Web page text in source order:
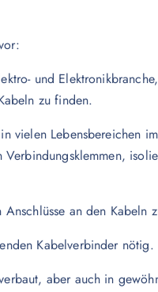
und
zu finden.
vielen Lebensbereichen
an den Kabeln
Kabelverbinder nötig.
aber auch in